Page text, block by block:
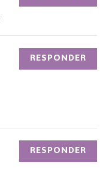
RESPONDER
RESPONDER